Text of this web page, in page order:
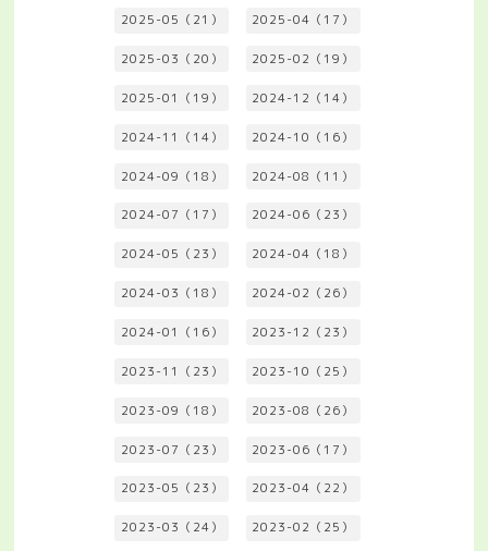
2025-05（21） 2025-04（17）
2025-03（20） 2025-02（19）
2025-01（19） 2024-12（14）
2024-11（14） 2024-10（16）
2024-09（18） 2024-08（11）
2024-07（17） 2024-06（23）
2024-05（23） 2024-04（18）
2024-03（18） 2024-02（26）
2024-01（16） 2023-12（23）
2023-11（23） 2023-10（25）
2023-09（18） 2023-08（26）
2023-07（23） 2023-06（17）
2023-05（23） 2023-04（22）
2023-03（24） 2023-02（25）